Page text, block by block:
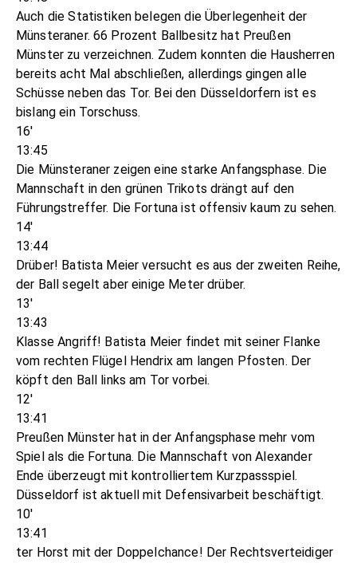
Auch die Statistiken belegen die Überlegenheit der
Münsteraner. 66 Prozent Ballbesitz hat Preußen
Münster zu verzeichnen. Zudem konnten die Hausherren
bereits acht Mal abschließen, allerdings gingen alle
Schüsse neben das Tor. Bei den Düsseldorfern ist es
bislang ein Torschuss.
16'
13:45
Die Münsteraner zeigen eine starke Anfangsphase. Die
Mannschaft in den grünen Trikots drängt auf den
Führungstreffer. Die Fortuna ist offensiv kaum zu sehen.
14'
13:44
Drüber! Batista Meier versucht es aus der zweiten Reihe,
der Ball segelt aber einige Meter drüber.
13'
13:43
Klasse Angriff! Batista Meier findet mit seiner Flanke
vom rechten Flügel Hendrix am langen Pfosten. Der
köpft den Ball links am Tor vorbei.
12'
13:41
Preußen Münster hat in der Anfangsphase mehr vom
Spiel als die Fortuna. Die Mannschaft von Alexander
Ende überzeugt mit kontrolliertem Kurzpassspiel.
Düsseldorf ist aktuell mit Defensivarbeit beschäftigt.
10'
13:41
ter Horst mit der Doppelchance! Der Rechtsverteidiger